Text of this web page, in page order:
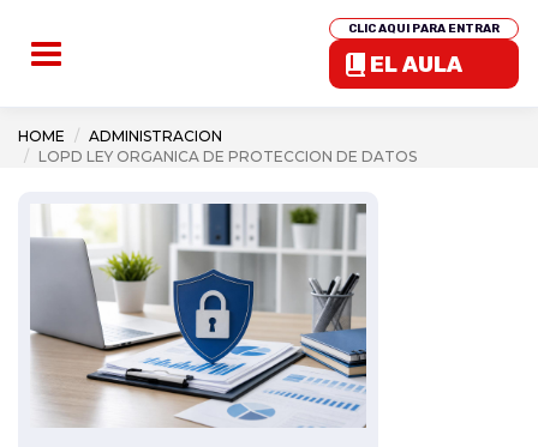
CLIC AQUI PARA ENTRAR
EL AULA
HOME
ADMINISTRACION
LOPD LEY ORGANICA DE PROTECCION DE DATOS